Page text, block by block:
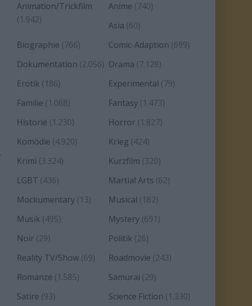
Animation/Trickfilm
(1.942)
Anime (740)
Asia (60)
Biographie (766) Comic-Adaption (699)
Dokumentation (2.056) Drama (7.128)
Erotik (186) Experimental (79)
Familie (1.068) Fantasy(1.473)
Historie (1.230) Horror(1.827)
Komödie (4.920) Krieg (424)
Krimi (3.324) Kurzfilm (320)
LGBT (436) Martial Arts (62)
Mockumentary (13) Musical (182)
Musik (495) Mystery(691)
Noir (29) Politik (26)
Reality TV/Show (69) Roadmovie (243)
Romanze (1.585) Samurai (29)
Satire (93) Science Fiction (1.330)